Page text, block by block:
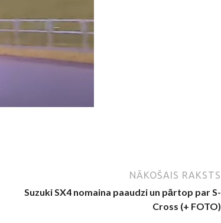
NĀKOŠAIS RAKSTS
Suzuki SX4 nomaina paaudzi un pārtop par S-
Cross (+ FOTO)